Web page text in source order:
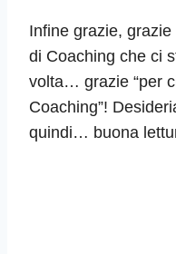
Infine grazie,
di Coaching che ci
volta… grazie “per
Coaching”!
quindi… buona